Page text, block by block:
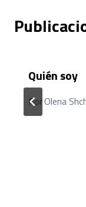
Quién soy
PorOlena